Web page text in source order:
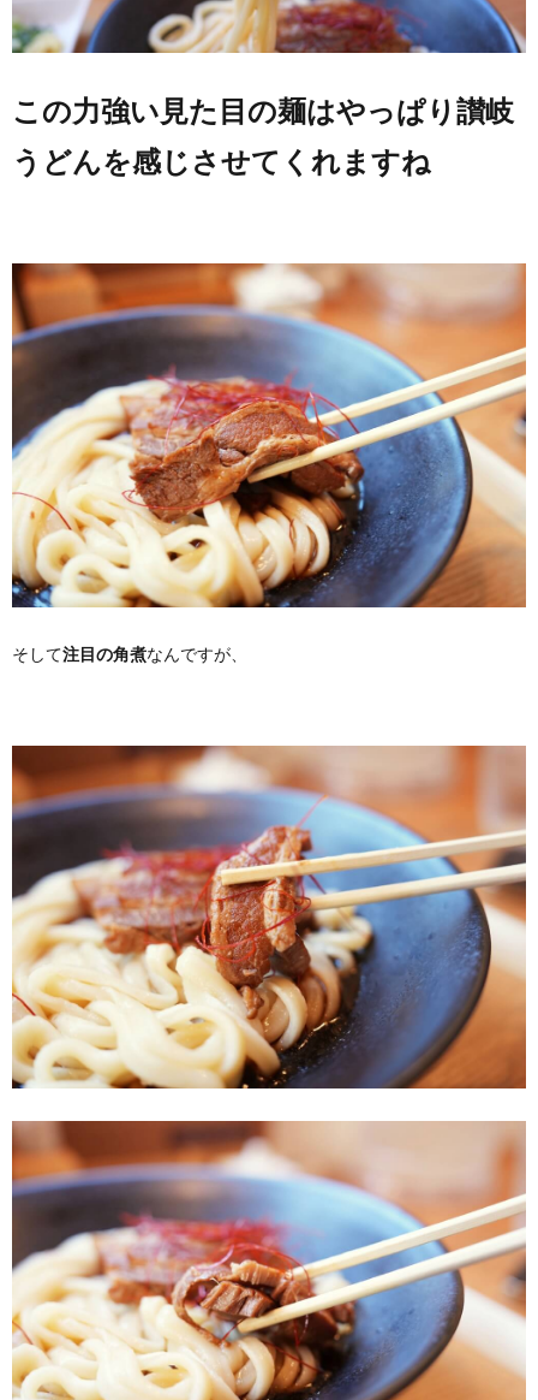
この力強い見た目の麺はやっぱり讃岐
うどんを感じさせてくれますね
そして注目の角煮なんですが、